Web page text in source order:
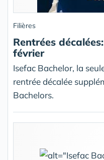
Filières
Rentrées
février
Isefac Bachelor, la
rentrée décalée
Bachelors.